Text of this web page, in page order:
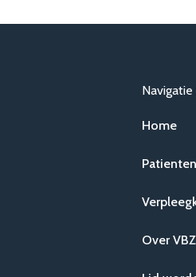
Navigatie
Home
Over